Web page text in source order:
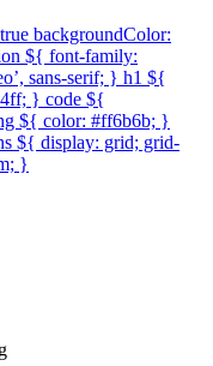
backgroundColor:
${ font-family:
sans-serif; } h1 ${
} code ${
${ color: #ff6b6b; }
${ display: grid; grid-
}